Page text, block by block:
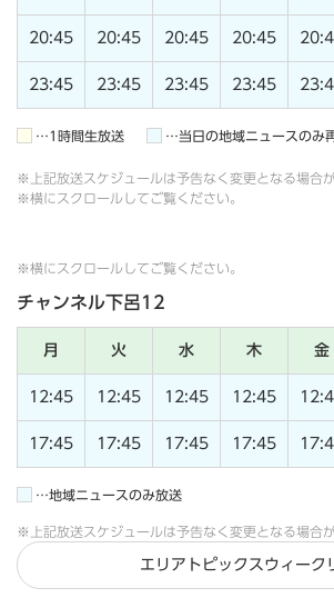
20:45 20:45 20:45 20:45
23:45 23:45 23:45 23:45
…1時間生放送 …当日の地域ニュースのみ
※上記放送スケジュールは予告なく変更となる場合が
※横にスクロールしてご覧ください。
※横にスクロールしてご覧ください。
チャンネル下呂12
月 火 水 木 金
12:45 12:45 12:45 12:45
17:45 17:45 17:45 17:45
…地域ニュースのみ放送
※上記放送スケジュールは予告なく変更となる場合が
エリアトピックスウィーク